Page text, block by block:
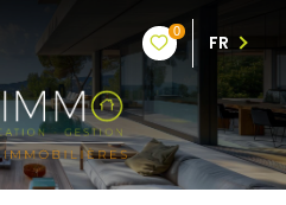
0
FR